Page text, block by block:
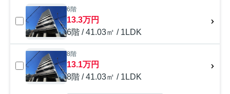
6階
13.3万円
6階 / 41.03㎡ / 1LDK
8階
13.1万円
8階 / 41.03㎡ / 1LDK